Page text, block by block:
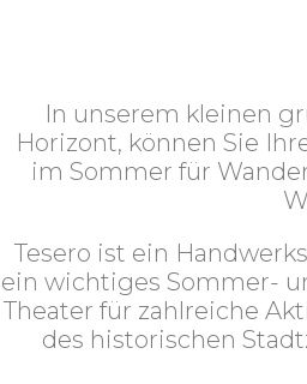
In unserem kleinen
Horizont, können Sie
im Sommer für
Tesero ist ein
ein wichtiges Sommer-
Theater für zahlreiche
des historischen